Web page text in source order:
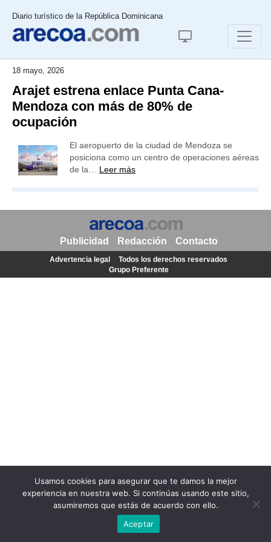
Diario turístico de la República Dominicana
18 mayo, 2026
Arajet estrena enlace Punta Cana-
Mendoza con más de 80% de
ocupación
El aeropuerto de la ciudad de Mendoza se
posiciona como un centro de operaciones aéreas
de la… Leer más
Usamos cookies para asegurar que te damos la mejor
experiencia en nuestra web. Si continúas usando este sitio,
asumiremos que estás de acuerdo con ello.
Aceptar
Publicidad Redacción Contacto
Advertencia legal
Todos los derechos reservados
Grupo Preferente